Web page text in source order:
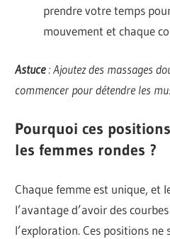
prendre votre temps
mouvement et chaque
Astuce: Ajoutez des massages
commencer pour détendre les
Pourquoi ces
les femmes rondes ?
Chaque femme est unique, et
l’avantage d’avoir des
l’exploration. Ces positions ne